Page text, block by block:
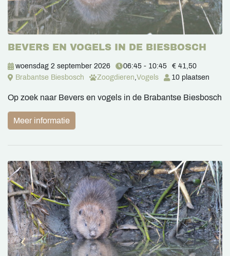
BEVERS EN VOGELS IN DE BIESBOSCH
woensdag 2 september 2026 06:45 - 10:45
€ 41,50
Brabantse Biesbosch
Zoogdieren,Vogels 10 plaatsen
Op zoek naar Bevers en vogels in de Brabantse Biesbosch
Meer informatie